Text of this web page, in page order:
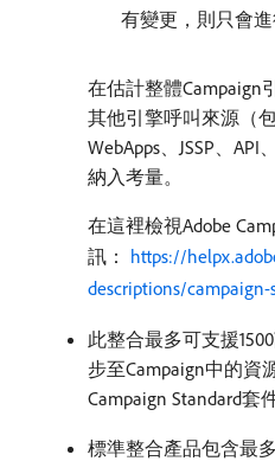
有變更，則只會進
在估計整體Campaign
其他引擎呼叫來源（
WebApps、JSSP、
納入考量。
在這裡檢視Adobe
訊： https://
descriptions/
此整合最多可支援
步至Campaign中的資
Campaign Standard套
標準整合產品包含最